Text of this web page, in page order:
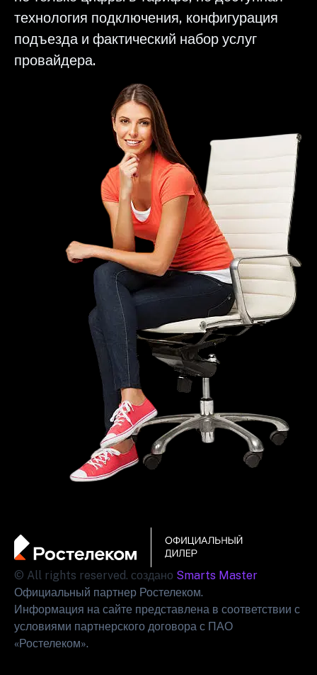
технология подключения, конфигурация
подъезда и фактический набор услуг
провайдера.
© All rights reserved. создано Smarts Master
Официальный партнер Ростелеком.
Информация на сайте представлена в соответствии с
условиями партнерского договора с ПАО
«Ростелеком».